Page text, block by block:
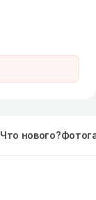
Что нового?